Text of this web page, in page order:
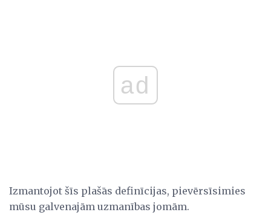
ad
Izmantojot šīs plašās definīcijas, pievērsīsimies
mūsu galvenajām uzmanības jomām.